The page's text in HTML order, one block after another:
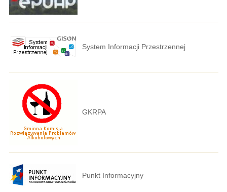
System Informacji Przestrzennej
GKRPA
Punkt Informacyjny